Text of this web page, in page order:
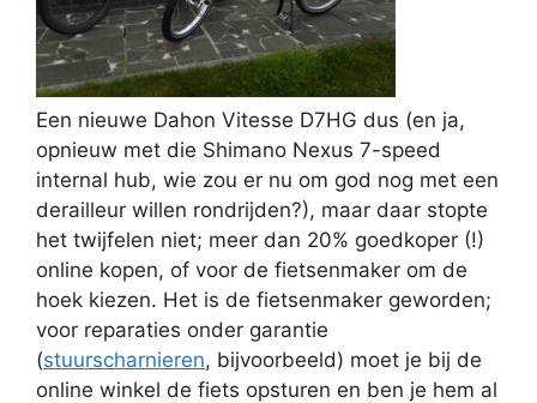
Een nieuwe Dahon Vitesse D7HG dus (en ja,
opnieuw met die Shimano Nexus 7-speed
internal hub, wie zou er nu om god nog met een
derailleur willen rondrijden?), maar daar stopte
het twijfelen niet; meer dan 20% goedkoper (!)
online kopen, of voor de fietsenmaker om de
hoek kiezen. Het is de fietsenmaker geworden;
voor reparaties onder garantie
(stuurscharnieren, bijvoorbeeld) moet je bij de
online winkel de fiets opsturen en ben je hem al